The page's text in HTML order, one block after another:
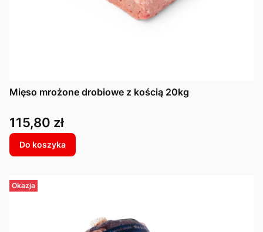
Mięso mrożone drobiowe z kością 20kg
Cena
115,80 zł
Do koszyka
Okazja